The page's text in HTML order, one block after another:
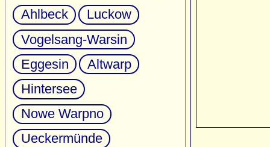
Ahlbeck
Luckow
Vogelsang-Warsin
Eggesin
Altwarp
Hintersee
Nowe Warpno
Ueckermünde